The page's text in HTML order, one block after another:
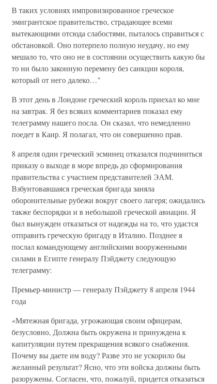
В таких условиях импровизированное греческое
эмигрантское правительство, страдающее всеми
вытекающими отсюда слабостями, пыталось справиться с
обстановкой. Оно потерпело полную неудачу, но ему
мешало то, что оно не в состоянии осуществить какую бы
то ни было законную перемену без санкции короля,
который от него далеко…"
В этот день в Лондоне греческий король приехал ко мне
на завтрак. Я без всяких комментариев показал ему
телеграмму нашего посла. Он сказал, что немедленно
поедет в Каир. Я полагал, что он совершенно прав.
8 апреля один греческий эсминец отказался подчиниться
приказу о выходе в море впредь до сформирования
правительства с участием представителей ЭАМ.
Взбунтовавшаяся греческая бригада заняла
оборонительные рубежи вокруг своего лагеря; ожидались
также беспорядки и в небольшой греческой авиации. Я
был вынужден отказаться от надежды на то, что удастся
отправить греческую бригаду в Италию. Позднее я
послал командующему английскими вооруженными
силами в Египте генералу Пэйджету следующую
телеграмму:
Премьер-министр — генералу Пэйджету 8 апреля 1944
года
«Мятежная бригада, угрожающая своим офицерам,
безусловно, Должна быть окружена и принуждена к
капитуляции путем прекращения всякого снабжения.
Почему вы даете им воду? Разве это не ускорило бы
желанный результат? Ясно, что эти войска должны быть
разоружены. Согласен, что, пожалуй, придется отказаться